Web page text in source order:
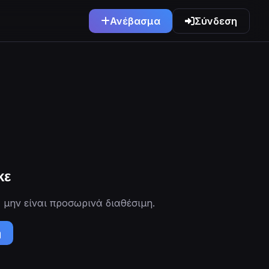
Ανέβασμα Σύνδεση
είναι προσωρινά διαθέσιμη.